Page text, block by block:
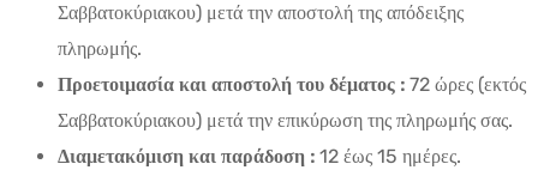
Σαββατοκύριακου) μετά την αποστολή της απόδειξης
πληρωμής.
Προετοιμασία και αποστολή του δέματος : 72 ώρες (εκτός
Σαββατοκύριακου) μετά την επικύρωση της πληρωμής σας.
Διαμετακόμιση και παράδοση : 12 έως 15 ημέρες.